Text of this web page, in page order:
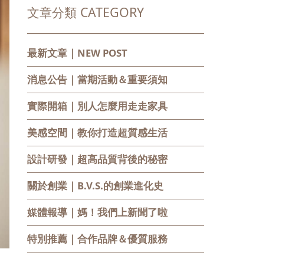
文章分類 CATEGORY
最新文章｜NEW POST
消息公告 ｜當期活動＆重要須知
實際開箱 ｜別人怎麼用走走家具
美感空間 ｜教你打造超質感生活
設計研發 ｜超高品質背後的秘密
關於創業 ｜B.V.S.的創業進化史
媒體報導 ｜媽！我們上新聞了啦
特別推薦 ｜合作品牌＆優質服務